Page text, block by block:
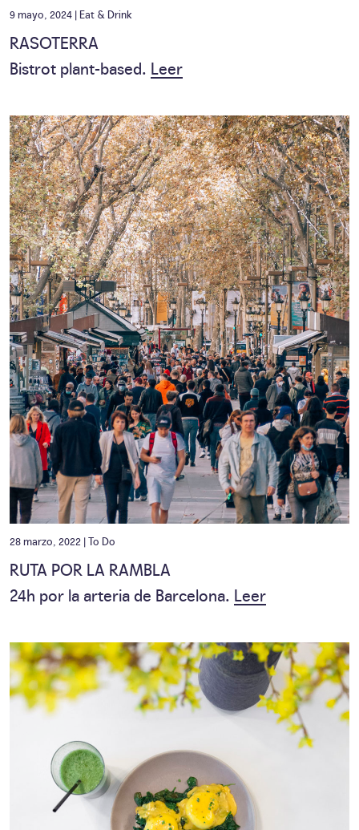
9 mayo, 2024 | Eat & Drink
RASOTERRA
Bistrot plant-based. Leer
28 marzo, 2022 |To Do
RUTA POR LA RAMBLA
24h por la arteria de Barcelona. Leer